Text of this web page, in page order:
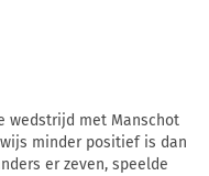
wedstrijd met Manschot
minder positief is dan
er zeven, speelde